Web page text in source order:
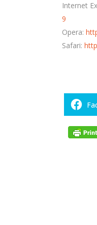
Internet
9
Opera:
Safari: